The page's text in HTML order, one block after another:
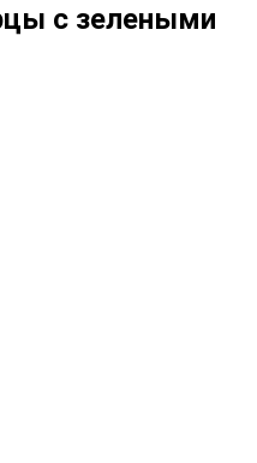
с зелеными